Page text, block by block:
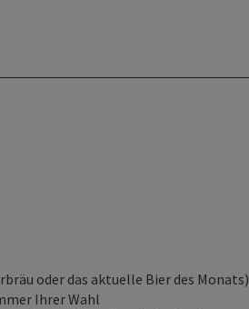
oder das aktuelle Bier des Monats)
Ihrer Wahl